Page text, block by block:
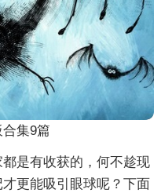
合集9篇
是有收获的，何不趁现
更能吸引眼球呢？下面